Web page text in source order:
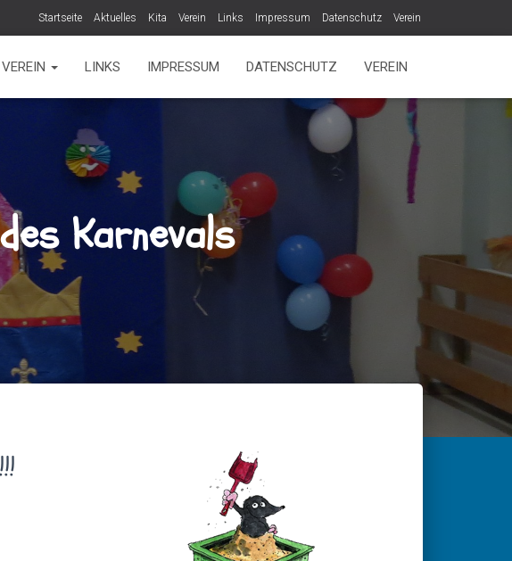
Startseite Aktuelles Kita Verein Links Impressum Datenschutz Verein
VEREIN LINKS IMPRESSUM DATENSCHUTZ VEREIN
Karnevals